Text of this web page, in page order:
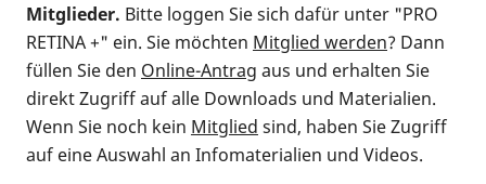
Mitglieder. Bitte loggen Sie sich dafür unter "PRO
RETINA +" ein. Sie möchten Mitglied werden? Dann
füllen Sie den Online-Antrag aus und erhalten Sie
direkt Zugriff auf alle Downloads und Materialien.
Wenn Sie noch kein Mitglied sind, haben Sie Zugriff
auf eine Auswahl an Infomaterialien und Videos.